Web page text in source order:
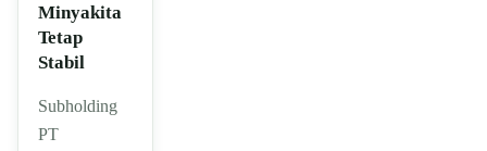
Minyakita
Tetap
Stabil
Subholding
PT